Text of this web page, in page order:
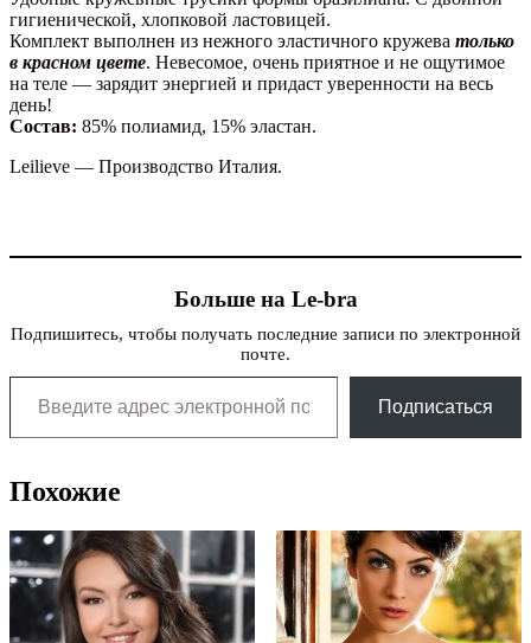
гигиенической, хлопковой ластовицей.
Комплект выполнен из нежного эластичного кружева только
в красном цвете. Невесомое, очень приятное и не ощутимое
на теле — зарядит энергией и придаст уверенности на весь
день!
Состав: 85% полиамид, 15% эластан.
Leilieve — Производство Италия.
Больше на Le-bra
Подпишитесь, чтобы получать последние записи по электронной
почте.
Введите адрес электронной почты…
Подписаться
Похожие